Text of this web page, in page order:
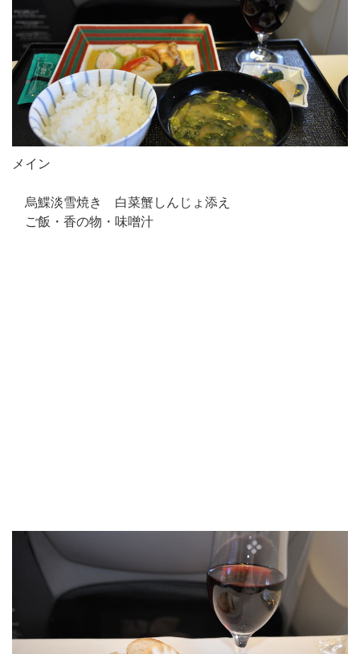
メイン
烏鰈淡雪焼き 白菜蟹しんじょ添え
ご飯・香の物・味噌汁